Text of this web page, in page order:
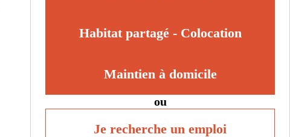
Habitat partagé - Colocation
Maintien à domicile
ou
Je recherche un emploi